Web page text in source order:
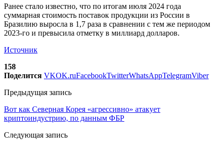
Ранее стало известно, что по итогам июля 2024 года
суммарная стоимость поставок продукции из России в
Бразилию выросла в 1,7 раза в сравнении с тем же периодом
2023-го и превысила отметку в миллиард долларов.
Источник
158
Поделится VKOK.ruFacebookTwitterWhatsAppTelegramViber
Предыдущая запись
Вот как Северная Корея «агрессивно» атакует
криптоиндустрию, по данным ФБР
Следующая запись